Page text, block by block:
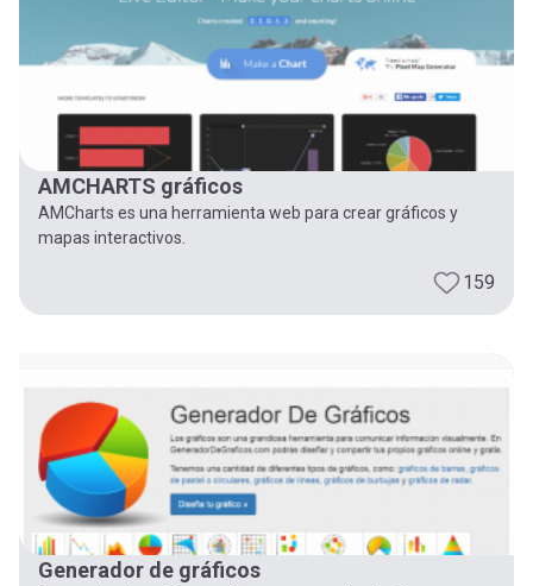
AMCHARTS gráficos
AMCharts es una herramienta web para crear gráficos y
mapas interactivos.
159
Generador de gráficos